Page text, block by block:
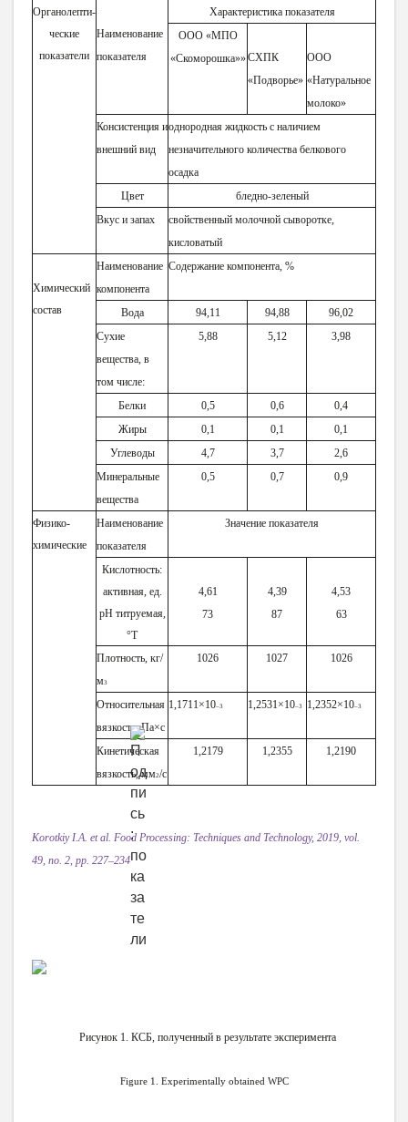
Органолепти-
ческие
показатели
Наименование
показателя
Характеристика показателя
ООО «МПО
«Скоморошка»»СХПК
«Подворье»
ООО
«Натуральное
молоко»
Консистенция и
внешний вид
однородная жидкость с наличием
незначительного количества белкового
осадка
Цвет
бледно-зеленый
Вкус и запах
свойственный молочной сыворотке,
кисловатый
Химический
состав
Наименование
компонента
Содержание компонента, %
Вода 94,11 94,88
96,02
Сухие
вещества, в
том числе:
5,88 5,12 3,98
Белки 0,5 0,6
0,4
Жиры
0,1 0,1
0,1
Углеводы
4,7 3,7
2,6
Минеральные
вещества
0,5 0,7 0,9
Физико-
химические
Наименование
показателя
Значение показателя
Кислотность:
активная, ед.
рН титруемая,
°Т
4,61
73
4,39
87
4,53
63
Плотность, кг/
м3
1026 1027 1026
Относительная
вязкость, Па×с
1,1711×10–3 1,2531×10–3 1,2352×10–3
Кинетическая
вязкость, мм2/с
1,2179 1,2355 1,2190
Korotkiy I.A. et al. Food Processing:Techniques and Technology, 2019, vol.
49, no. 2, pp. 227–234
Рисунок 1. КСБ, полученный в результате эксперимента
Figure1. Experimentally obtained WPC